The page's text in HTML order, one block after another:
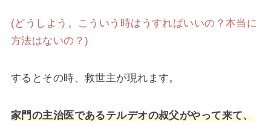
(どうしよう。こういう時はうすればいいの？本当に
方法はないの？)
するとその時、救世主が現れます。
家門の主治医であるテルデオの叔父がやって来て、